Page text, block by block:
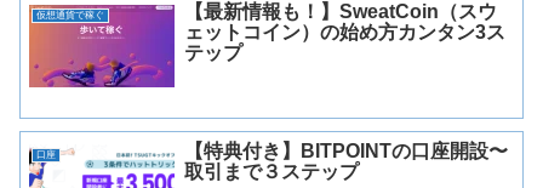
仮想通貨で稼ぐ
【最新情報も！】SweatCoin（スウ
ェットコイン）の始め方カンタン3ス
テップ
口座
【特典付き】BITPOINTの口座開設〜
取引まで３ステップ